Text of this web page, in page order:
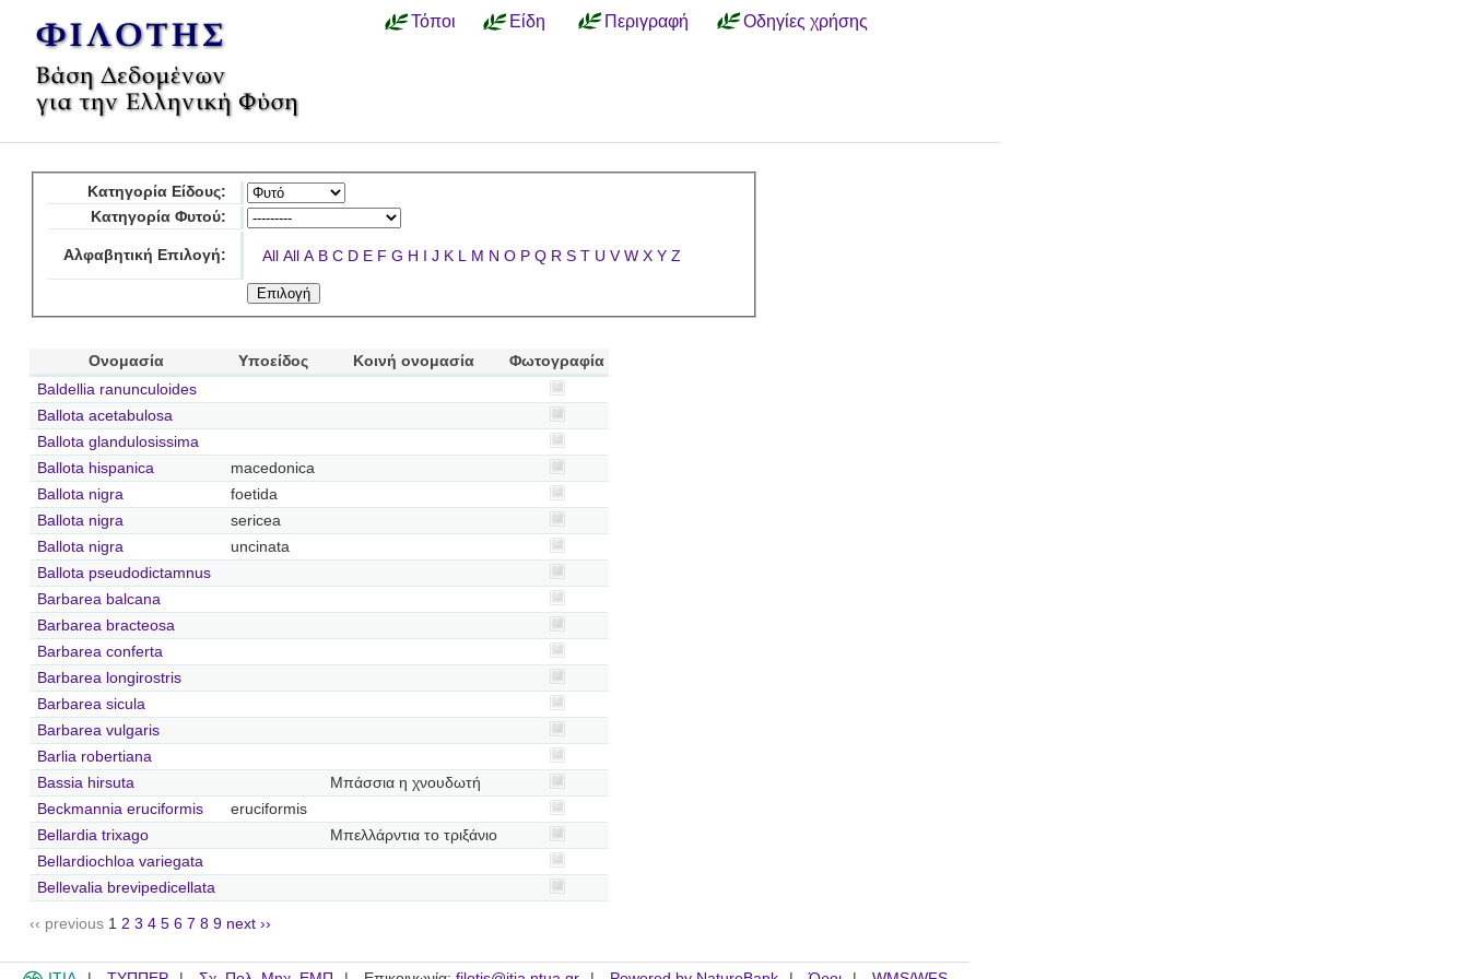
Τόποι Είδη Περιγραφή Οδηγίες χρήσης
Κατηγορία Είδους:
Κατηγορία Φυτού:
Αλφαβητική Επιλογή: All All A B C D E F G H I J K L M N O P Q R S T U V W X Y Z
Ονομασία Υποείδος Κοινή ονομασία
Φωτογραφία
Baldellia ranunculoides
Ballota acetabulosa
Ballota glandulosissima
Ballota hispanica
macedonica
Ballota nigra
foetida
Ballota nigra
sericea
Ballota nigra
uncinata
Ballota pseudodictamnus
Barbarea balcana
Barbarea bracteosa
Barbarea conferta
Barbarea longirostris
Barbarea sicula
Barbarea vulgaris
Barlia robertiana
Bassia hirsuta
Μπάσσια η χνουδωτή
Beckmannia eruciformis
eruciformis
Bellardia trixago
Μπελλάρντια το τριξάνιο
Bellardiochloa variegata
Bellevalia brevipedicellata
‹‹ previous 1 2 3 4 5 6 7 8 9 next ››